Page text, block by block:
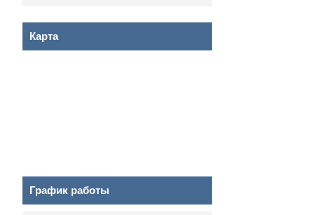
Карта
График работы